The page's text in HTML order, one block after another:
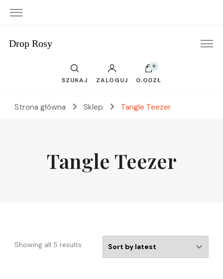
Drop Rosy
SZUKAJ ZALOGUJ
0
0,00ZŁ
Strona główna Sklep Tangle Teezer
Tangle Teezer
Showing all 5 results